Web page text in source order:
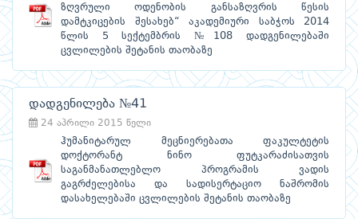
ზღვრული ოდენობის განსაზღვრის წესის
დამტკიცების შესახებ“ აკადემიური საბჭოს 2014
წლის 5 სექტემბრის №108 დადგენილებაში
ცვლილების შეტანის თაობაზე
დადგენილება №41
24 აპრილი 2015 წელი
ჰუმანიტარულ მეცნიერებათა ფაკულტეტის
დოქტორანტ ნინო ფუტკარაძისათვის
საგანმანათლებლო პროგრამის ვადის
გაგრძელებისა და სადისერტაციო ნაშრომის
დასახელებაში ცვლილების შეტანის თაობაზე